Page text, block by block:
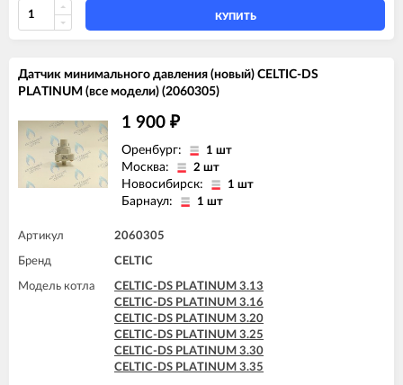
КУПИТЬ
Датчик минимального давления (новый) CELTIC-DS
PLATINUM (все модели) (2060305)
1 900 ₽
Оренбург: 1 шт
Москва: 2 шт
Новосибирск: 1 шт
Барнаул: 1 шт
Артикул 2060305
Бренд CELTIC
Модель котла
CELTIC-DS PLATINUM 3.13
CELTIC-DS PLATINUM 3.16
CELTIC-DS PLATINUM 3.20
CELTIC-DS PLATINUM 3.25
CELTIC-DS PLATINUM 3.30
CELTIC-DS PLATINUM 3.35